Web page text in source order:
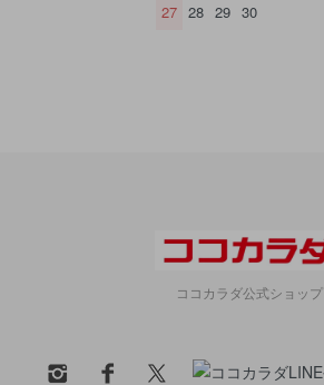
27 28 29 30
ココカラダ公式ショップ